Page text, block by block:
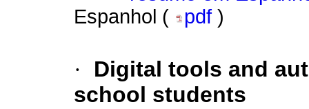
Espanhol (
pdf )
·
Digital tools and
school students